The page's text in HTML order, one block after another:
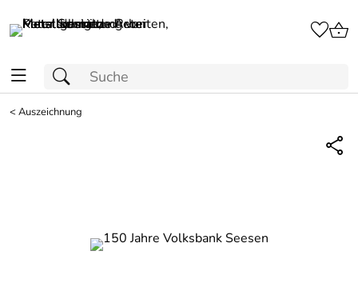
<Auszeichnung